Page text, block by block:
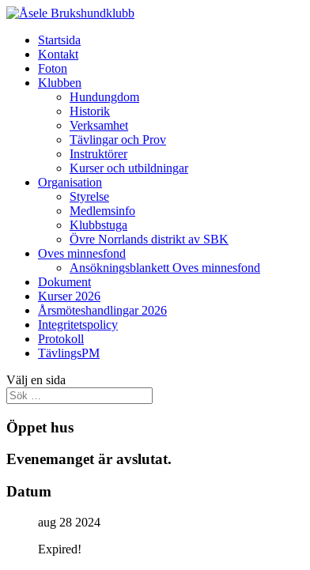
Startsida
Kontakt
Foton
Klubben
Hundungdom
Historik
Verksamhet
Tävlingar och Prov
Instruktörer
Kurser och utbildningar
Organisation
Styrelse
Medlemsinfo
Klubbstuga
Övre Norrlands distrikt av SBK
Oves minnesfond
Ansökningsblankett Oves minnesfond
Dokument
Kurser 2026
Årsmöteshandlingar 2026
Integritetspolicy
Protokoll
TävlingsPM
Välj en sida
Öppet hus
Evenemanget är avslutat.
Datum
aug 28 2024
Expired!